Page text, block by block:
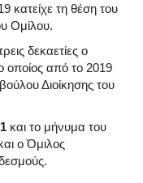
κατείχε τη θέση του
Ομίλου.
δεκαετίες ο
οποίος από το 2019
Διοίκησης του
και το μήνυμα του
ο Όμιλος